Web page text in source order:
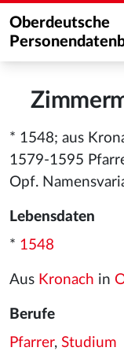
Oberdeutsche
* 1548; aus
1579-1595
Opf.
Lebensdaten
* 1548
Aus Kronach in
Berufe
Pfarrer, Studium